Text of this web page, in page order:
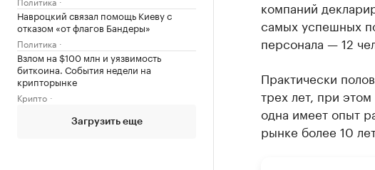
Навроцкий связал помощь Киеву с
отказом «от флагов Бандеры»
Политика
Взлом на $100 млн и уязвимость
биткоина. События недели на
крипторынке
Крипто
Загрузить еще
компаний
самых успешных
персонала — 12
Практически
трех лет, при
одна имеет опыт
рынке более 10